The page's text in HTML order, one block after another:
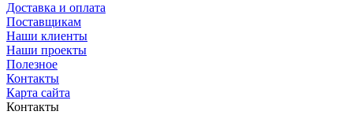
Доставка и оплата
Поставщикам
Наши клиенты
Наши проекты
Полезное
Контакты
Карта сайта
Контакты